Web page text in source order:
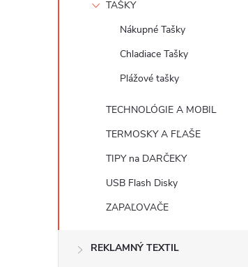
TAŠKY
Nákupné Tašky
Chladiace Tašky
Plážové tašky
TECHNOLÓGIE A MOBIL
TERMOSKY A FĽAŠE
TIPY na DARČEKY
USB Flash Disky
ZAPAĽOVAČE
REKLAMNÝ TEXTIL